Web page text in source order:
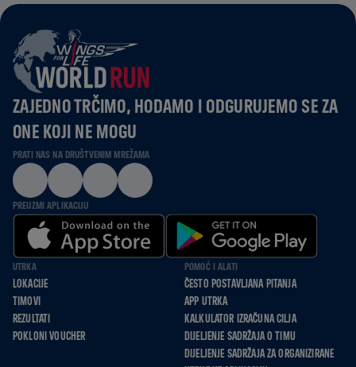
ZAJEDNO TRČIMO, HODAMO I ODGURUJEMO SE ZA
ONE KOJI NE MOGU
PRATI NAS NA DRUŠTVENIM MREŽAMA
PREUZMI APLIKACIJU
UTRKA
LOKACIJE
TIMOVI
REZULTATI
POKLONI VOUCHER
POMOĆ I ALATI
ČESTO POSTAVLJANA PITANJA
APP UTRKA
KALKULATOR IZRAČUNA CILJA
DIJELJENJE SADRŽAJA O TIMU
DIJELJENJE SADRŽAJA ZA ORGANIZIRANE